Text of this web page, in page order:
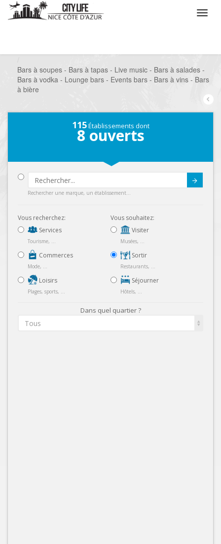
Bars à soupes - Bars à tapas - Live music - Bars à salades -
Bars à vodka - Lounge bars - Events bars - Bars à vins - Bars
à bière
115Établissements dont
8 ouverts
Rechercher une marque, un établissement...
Vous recherchez:
Services
Tourisme, ...
Commerces
Mode, ...
Loisirs
Plages, sports, ...
Vous souhaitez:
Visiter
Musées, ...
Sortir
Restaurants, ...
Séjourner
Hôtels, ...
Dans quel quartier ?
Tous